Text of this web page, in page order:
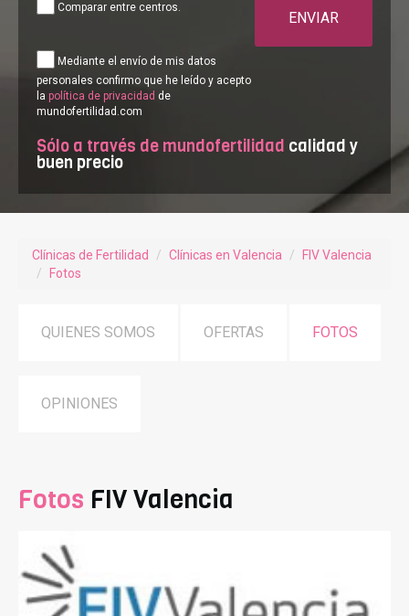
Comparar entre centros.
Mediante el envío de mis datos
personales confirmo que he leído y acepto
la política de privacidad de
mundofertilidad.com
ENVIAR
Sólo a través de mundofertilidad calidad y
buen precio
Clínicas de Fertilidad Clínicas en Valencia
FIV Valencia
Fotos
QUIENES SOMOS OFERTAS FOTOS
OPINIONES
Fotos FIV Valencia